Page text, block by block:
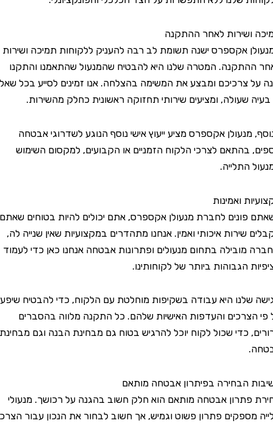
לאחר ההתקנה
אקספרס ישנה תשומת לב רבה להעניק ללקוחות תמיכה ושירות
המטרה שלנו היא להבטיח שהמנעול שהתאמנו והתקנו
צרכיכם ומבצע את המשימה בהצלחה. אנו זמינים לסייע בכל שאלה
שעולה, ומציעים שירותי תחזוקה ראשונית כחלק מהשירות.
אקספרס מציע ייעוץ אישי נוסף הנוגע לשדרוגי אבטחה
בהתאם לצרכי הלקוח הזמניים או הקבועים, למקסום השימוש
ואמינות
לחברת מנעולן אקספרס, אתם יכולים להיות בטוחים שאתם
איכותי ואמין. אנחנו מתהדרים במקצועיות שאין שנייה לה,
בתחום מנעולים ופתרונות אבטחה אנחנו כאן כדי לעמוד
הגבוהות ביותר של לקוחותינו.
היא עבודה בשקיפות מוחלטת עם הלקוח, כדי להבטיח שיפעלו
והעדפות האישיות שלהם. כל התקנה מלווה בהסברים
כדי שכול לקוח יוכל להרגיש בטוח גם מבחינת הבנה וגם מבחינת
הבחירה בפיתרון אבטחה מותאם
אבטחה מותאם הוא חלק חשוב בהגנה על רכושך. מנעולי
פתרון פשוט וגמיש, אך חשוב לבחור את הנכון עבור הצרכים